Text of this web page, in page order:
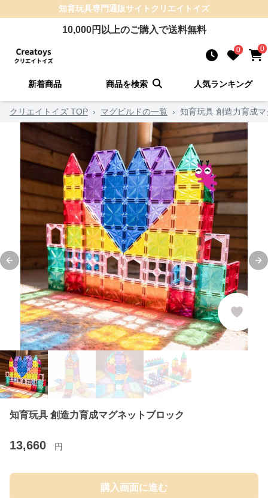
知育玩具専門通販サイト クリエイトイズ
10,000円以上のご購入で送料無料
0 0
新着商品 商品を検索 人気ランキング
クリエイトイズ TOP › マグビルドの一覧 › 知育玩具 創造力育成
Previous slide
知育玩具 創造力育成マグネットブロック
13,660 円
購入画面に進む